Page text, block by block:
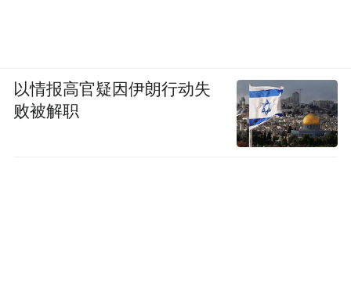
以情报高官疑因伊朗行动失
败被解职